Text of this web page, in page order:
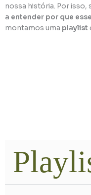
nossa história. Por isso,
a entender por que
montamos uma playlist